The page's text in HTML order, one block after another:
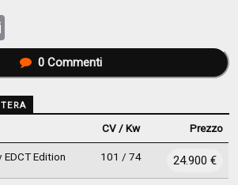
0Commenti
CV / Kw Prezzo
Edition 101 / 74 24.900 €